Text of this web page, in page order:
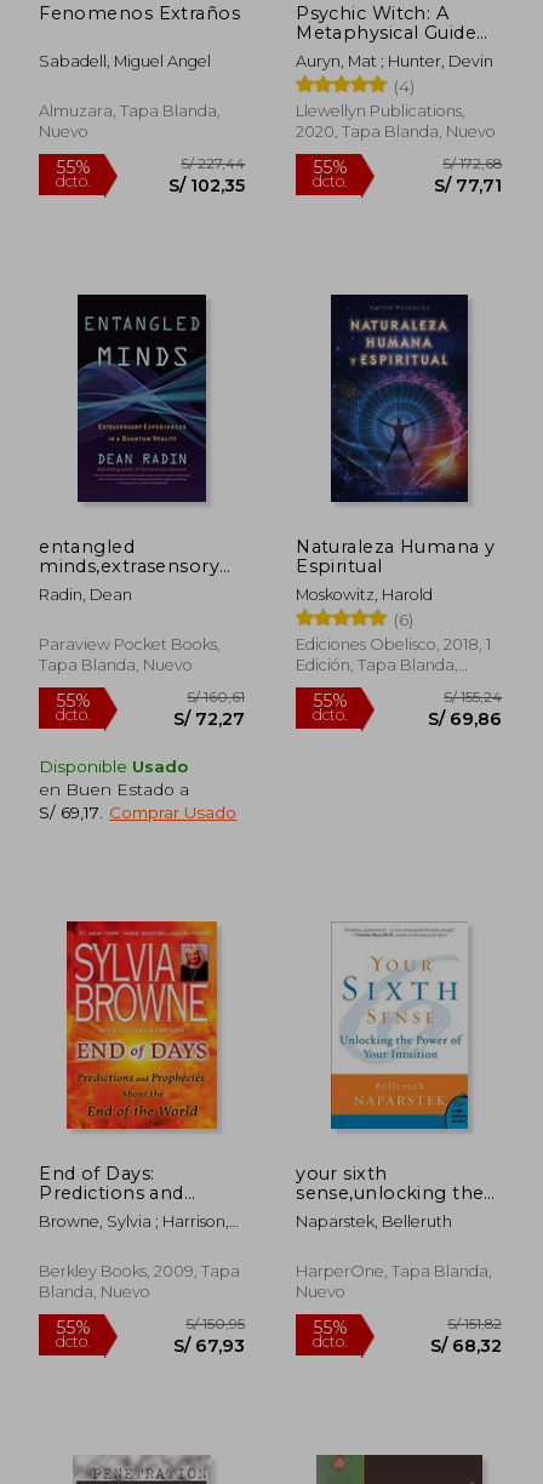
Fenomenos Extraños
Sabadell, Miguel Angel
Almuzara, Tapa Blanda,
Nuevo
55% S/ 227,44
Psychic Witch: A
Metaphysical Guide
to Meditation, Magick
& Manifestation (en
Inglés)
Auryn, Mat ; Hunter, Devin
(4)
Llewellyn Publications,
2020, Tapa Blanda, Nuevo
55%
entangled
minds,extrasensory
experiences in a
quantum reality (en
Radin, Dean
Paraview Pocket Books,
Tapa Blanda, Nuevo
55%
dcto. S/ 72,27
Disponible Usado
en Buen Estado a
S/ 69,17
Comprar Usado
Naturaleza Humana y
Espiritual
Moskowitz, Harold
(6)
Ediciones Obelisco, 2018, 1
Edición, Tapa Blanda,
Nuevo
55%
dcto.
End of Days:
Predictions and
Prophecies About
the end of the World
Browne, Sylvia ; Harrison,
Berkley Books, 2009, Tapa
Blanda, Nuevo
your sixth
sense,unlocking the
power of your
intuition (en Inglés)
Naparstek, Belleruth
HarperOne, Tapa Blanda,
Nuevo